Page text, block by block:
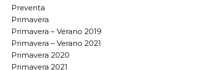
Preventa
Primavera
Primavera – Verano 2019
Primavera – Verano 2021
Primavera 2020
Primavera 2021